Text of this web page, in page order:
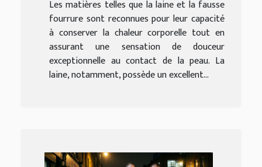
Les matières telles que la laine et la fausse
fourrure sont reconnues pour leur capacité
à conserver la chaleur corporelle tout en
assurant une sensation de douceur
exceptionnelle au contact de la peau. La
laine, notamment, possède un excellent...